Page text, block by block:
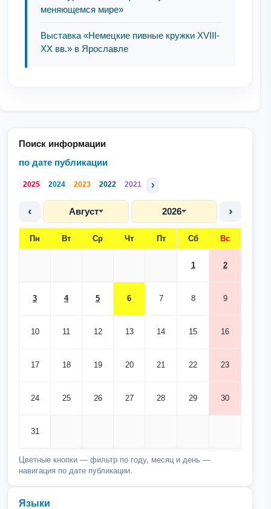
Поиск информации
по дате публикации
2025 2024 2023 2022 2021 ›
‹ Август 2026 ›
Пн Вт Ср Чт Пт Сб Вс
1 2
3 4 5 6 7 8 9
10 11 12 13 14 15 16
17 18 19 20 21 22 23
24 25 26 27 28 29 30
31
Цветные кнопки — фильтр по году, месяц и день —
навигация по дате публикации.
Языки
меняющемся мире»
Выставка «Немецкие пивные кружки XVIII-
XX вв.» в Ярославле